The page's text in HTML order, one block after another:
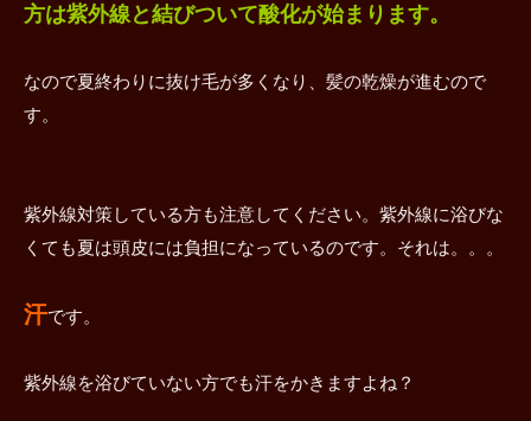
方は紫外線と結びついて酸化が始まります。
なので夏終わりに抜け毛が多くなり、髪の乾燥が進むので
す。
紫外線対策している方も注意してください。紫外線に浴びな
くても夏は頭皮には負担になっているのです。それは。。。
汗です。
紫外線を浴びていない方でも汗をかきますよね？